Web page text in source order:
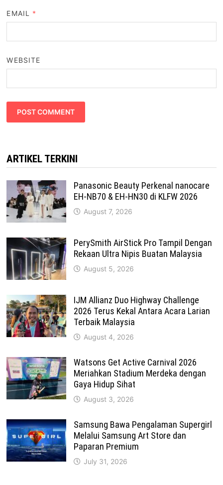
EMAIL *
WEBSITE
ARTIKEL TERKINI
Panasonic Beauty Perkenal nanocare
EH-NB70 & EH-HN30 di KLFW 2026
August 7, 2026
PerySmith AirStick Pro Tampil Dengan
Rekaan Ultra Nipis Buatan Malaysia
August 5, 2026
IJM Allianz Duo Highway Challenge
2026 Terus Kekal Antara Acara Larian
Terbaik Malaysia
August 4, 2026
Watsons Get Active Carnival 2026
Meriahkan Stadium Merdeka dengan
Gaya Hidup Sihat
August 3, 2026
Samsung Bawa Pengalaman Supergirl
Melalui Samsung Art Store dan
Paparan Premium
July 31, 2026